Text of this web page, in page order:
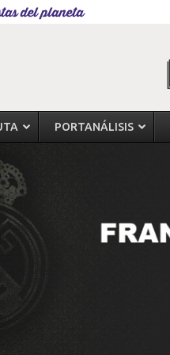
del planeta
PORTANÁLISIS